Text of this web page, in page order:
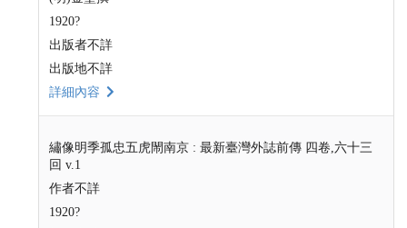
1920?
出版者不詳
出版地不詳
詳細內容
繡像明季孤忠五虎閙南京 : 最新臺灣外誌前傳 四卷,六十三
回 v.1
作者不詳
1920?